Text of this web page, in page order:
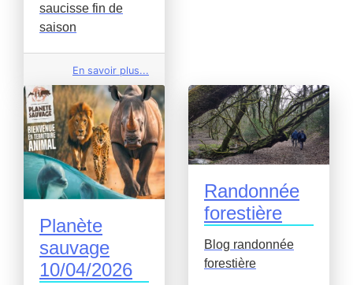
saucisse fin de
saison
En savoir plus...
Planète
sauvage
10/04/2026
Randonnée
forestière
Blog randonnée
forestière